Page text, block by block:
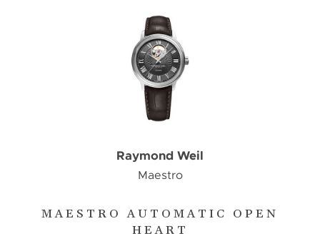
MAESTRO AUTOMATIC OPEN
HEART
Raymond Weil
Maestro